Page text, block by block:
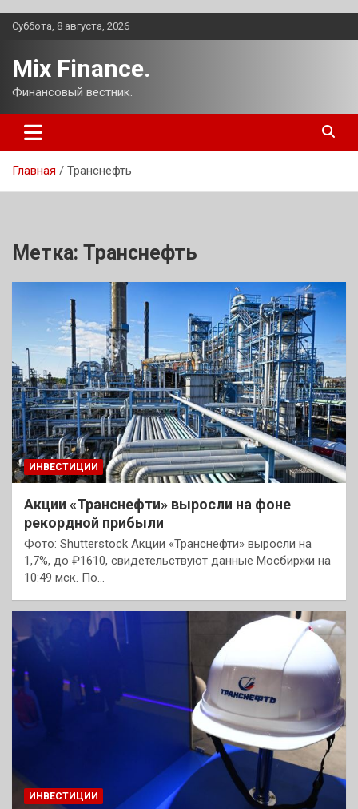
Перейти
Суббота, 8 августа, 2026
Mix Finance.
Финансовый вестник.
Главная Транснефть
Метка: Транснефть
ИНВЕСТИЦИИ
Акции «Транснефти» выросли на фоне
рекордной прибыли
Фото: Shutterstock Акции «Транснефти» выросли на
1,7%, до ₽1610, свидетельствуют данные Мосбиржи на
10:49 мск. По…
ИНВЕСТИЦИИ